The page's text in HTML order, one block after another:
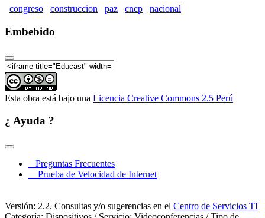
congreso construccion paz cncp nacional
Embebido
Esta obra está bajo una Licencia Creative Commons 2.5 Perú
¿ Ayuda ?
Preguntas Frecuentes
Prueba de Velocidad de Internet
Versión: 2.2. Consultas y/o sugerencias en el Centro de Servicios TI